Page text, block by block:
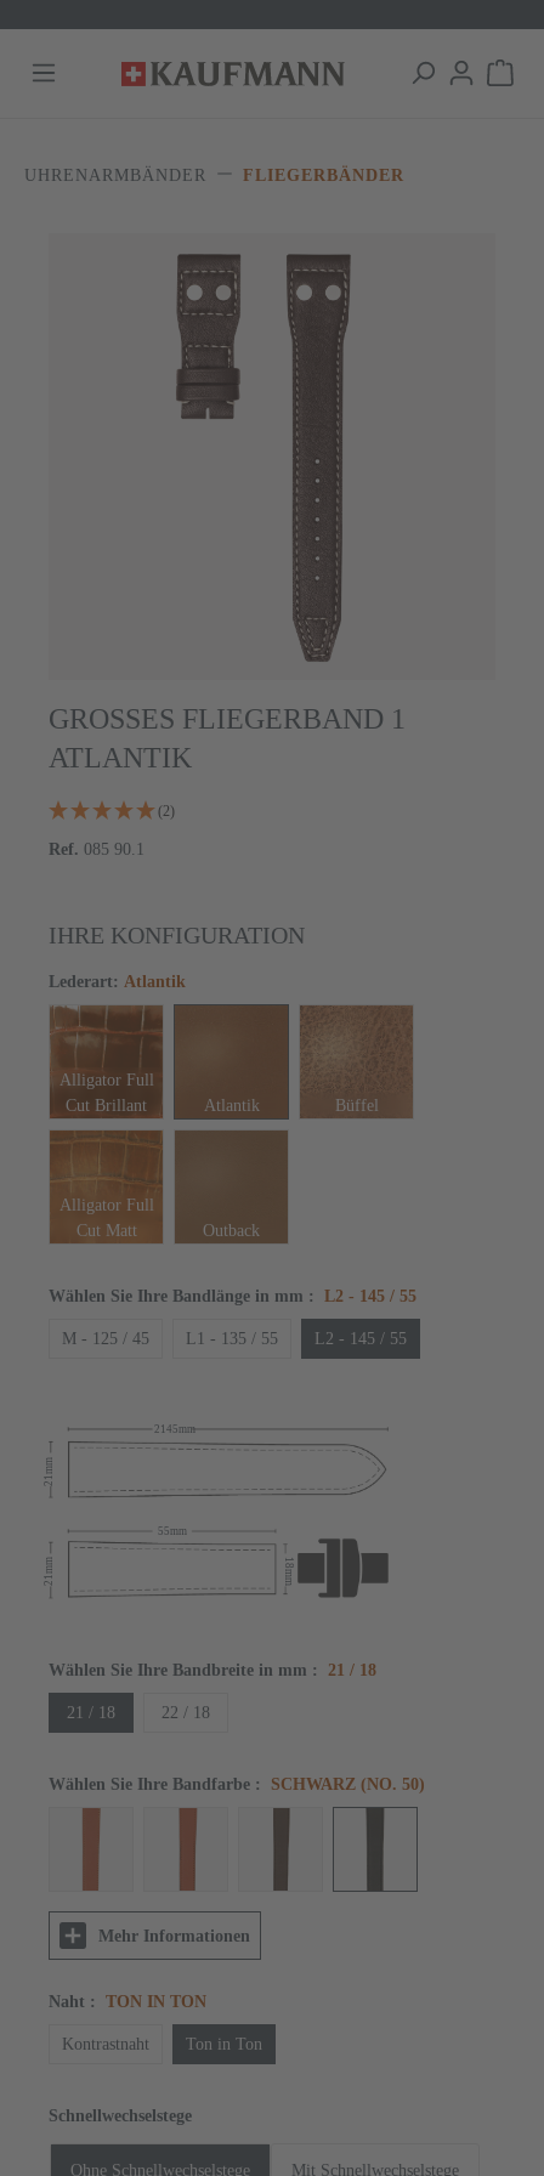
springen
UHRENARMBÄNDER FLIEGERBÄNDER
GROSSES FLIEGERBAND 1
ATLANTIK
(2)
Ref. 085 90.1
IHRE KONFIGURATION
Lederart: Atlantik
Alligator Full
Cut Brillant
Atlantik Büffel
Alligator Full
Cut Matt
Outback
Wählen Sie Ihre Bandlänge in mm : L2 - 145 / 55
M - 125 / 45 L1 - 135 / 55 L2 - 145 / 55
2145mm
21mm
21mm 18mm
55mm
Wählen Sie Ihre Bandbreite in mm : 21 / 18
21 / 18 22 / 18
Wählen Sie Ihre Bandfarbe : SCHWARZ (NO. 50)
Mehr Informationen
Naht : TON IN TON
Kontrastnaht Ton in Ton
Schnellwechselstege
Ohne Schnellwechselstege Mit Schnellwechselstege